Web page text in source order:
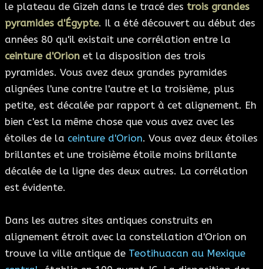
le plateau de Gizeh dans le tracé des trois grandes
pyramides d'Égypte. Il a été découvert au début des
années 80 qu'il existait une corrélation entre la
ceinture d'Orion et la disposition des trois
pyramides. Vous avez deux grandes pyramides
alignées l'une contre l'autre et la troisième, plus
petite, est décalée par rapport à cet alignement. Eh
bien c'est la même chose que vous avez avec les
étoiles de la ceinture d'Orion. Vous avez deux étoiles
brillantes et une troisième étoile moins brillante
décalée de la ligne des deux autres. La corrélation
est évidente.
Dans les autres sites antiques construits en
alignement étroit avec la constellation d'Orion on
trouve la ville antique de Teotihuacan au Mexique